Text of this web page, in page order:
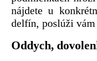
nájdete u
delfín, poslúži
Oddych,